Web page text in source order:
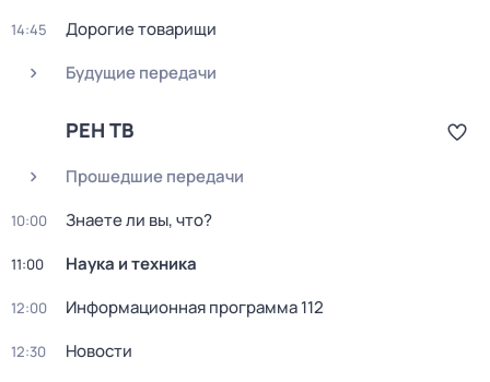
14:45
Дорогие товарищи
Будущие передачи
РЕН ТВ
Прошедшие передачи
10:00 Знаете ли вы, что?
11:00 Наука и техника
12:00 Информационная программа 112
12:30 Новости